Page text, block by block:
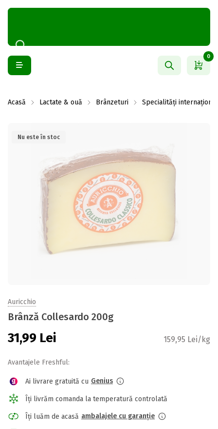
0
Acasă Lactate & ouă Brânzeturi Specialități
Nu este în stoc
Auricchio
Brânză Collesardo 200g
31,99 Lei 159,95 Lei/kg
Avantajele Freshful:
Ai livrare gratuită cu Genius
Îți livrăm comanda la temperatură controlată
Îți luăm de acasă ambalajele cu garanție